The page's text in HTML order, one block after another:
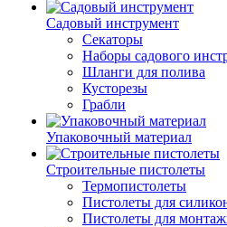
Садовый инструмент
Секаторы
Наборы садового
Шланги для полива
Кусторезы
Грабли
Упаковочный материал
Строительные пистолеты
Термопистолеты
Пистолеты для
Пистолеты для